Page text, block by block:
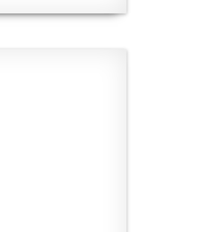
из зимы в